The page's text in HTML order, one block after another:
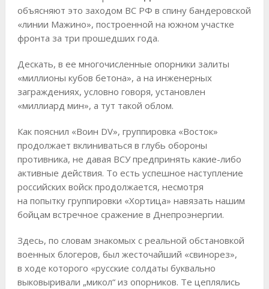
объясняют это заходом ВС РФ в спину бандеровской
«линии Мажино», построенной на южном участке
фронта за три прошедших года.
Дескать, в ее многочисленные опорники залиты
«миллионы кубов бетона», а на инженерных
заграждениях, условно говоря, установлен
«миллиард мин», а тут такой облом.
Как пояснил «Воин DV», группировка «Восток»
продолжает вклиниваться в глубь обороны
противника, не давая ВСУ предпринять какие-либо
активные действия. То есть успешное наступление
российских войск продолжается, несмотря
на попытку группировки «Хортица» навязать нашим
бойцам встречное сражение в Днепроэнергии.
Здесь, по словам знакомых с реальной обстановкой
военных блогеров, был жесточайший «свинорез»,
в ходе которого «русские солдаты буквально
выковыривали „микол“ из опорников. Те цеплялись